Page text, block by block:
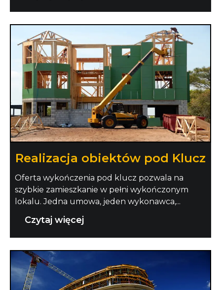
Realizacja obiektów pod Klucz
Oferta wykończenia pod klucz pozwala na
szybkie zamieszkanie w pełni wykończonym
lokalu. Jedna umowa, jeden wykonawca,...
Czytaj więcej